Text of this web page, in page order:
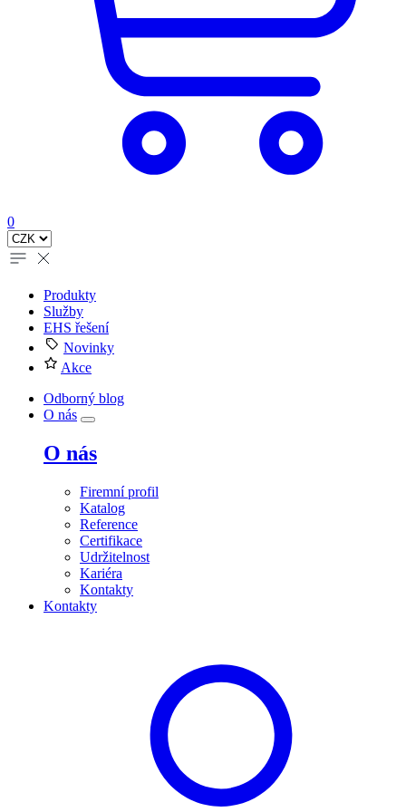
0
Produkty
Služby
EHS řešení
Novinky
Akce
Odborný blog
O nás
O nás
Firemní profil
Katalog
Reference
Certifikace
Udržitelnost
Kariéra
Kontakty
Kontakty